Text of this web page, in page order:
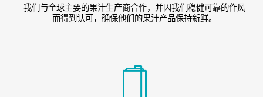
我们与全球主要的果汁生产商合作，并因我们稳健可靠的作风
而得到认可，确保他们的果汁产品保持新鲜。